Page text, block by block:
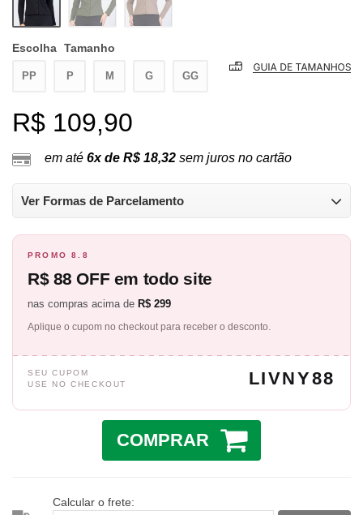
Escolha Tamanho
PP P M G GG
R$ 109,90
em até 6x de R$ 18,32 sem juros no cartão
Ver Formas de Parcelamento
PROMO 8.8
R$ 88 OFF em todo site
nas compras acima de R$ 299
Aplique o cupom no checkout para receber o desconto.
SEU CUPOM
USE NO CHECKOUT
LIVNY88
COMPRAR
Calcular o frete: